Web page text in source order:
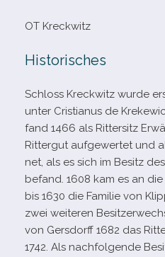
OT Kreckwitz
Historisches
Schloss Kreckwitz wurde
unter Cristianus de
fand 1466 als Rittersitz
Rittergut auf­ge­wer­tet und
net, als es sich im Besitz
befand. 1608 kam es an
bis 1630 die Familie von
zwei wei­te­ren
von Gersdorff 1682 das
1742. Als nach­fol­gende